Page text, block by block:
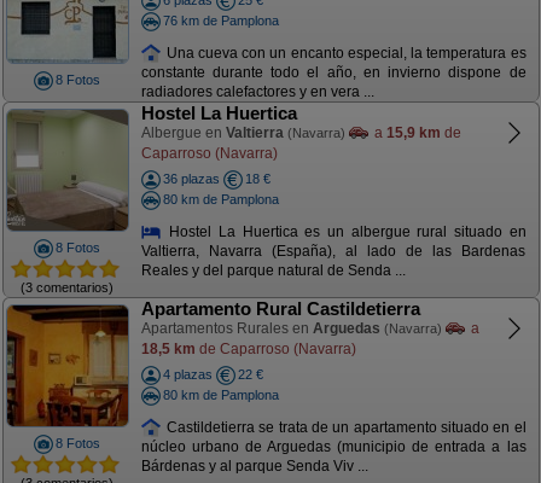
8 Fotos
76 km de Pamplona
Una cueva con un encanto especial, la temperatura es
constante durante todo el año, en invierno dispone de
radiadores calefactores y en vera ...
8 Fotos
(3 comentarios)
Hostel La Huertica
Albergue en Valtierra (Navarra) a 15,9 km de
Caparroso (Navarra)
36 plazas
18 €
80 km de Pamplona
Hostel La Huertica es un albergue rural situado en
Valtierra, Navarra (España), al lado de las Bardenas
Reales y del parque natural de Senda ...
8 Fotos
Apartamento Rural Castildetierra
Apartamentos Rurales en Arguedas (Navarra)
a
18,5 km de Caparroso (Navarra)
4 plazas
22 €
80 km de Pamplona
Castildetierra se trata de un apartamento situado en el
núcleo urbano de Arguedas (municipio de entrada a las
Bárdenas y al parque Senda Viv ...